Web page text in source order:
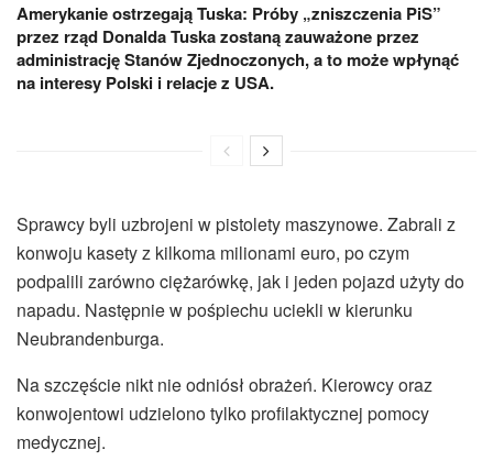
Amerykanie ostrzegają Tuska: Próby „zniszczenia PiS”
przez rząd Donalda Tuska zostaną zauważone przez
administrację Stanów Zjednoczonych, a to może wpłynąć
na interesy Polski i relacje z USA.
Sprawcy byli uzbrojeni w pistolety maszynowe. Zabrali z
konwoju kasety z kilkoma milionami euro, po czym
podpalili zarówno ciężarówkę, jak i jeden pojazd użyty do
napadu. Następnie w pośpiechu uciekli w kierunku
Neubrandenburga.
Na szczęście nikt nie odniósł obrażeń. Kierowcy oraz
konwojentowi udzielono tylko profilaktycznej pomocy
medycznej.